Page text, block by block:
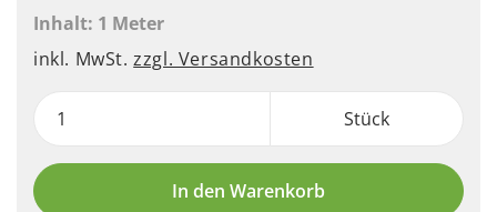
Inhalt: 1 Meter
inkl. MwSt.zzgl. Versandkosten
Stück
In den Warenkorb